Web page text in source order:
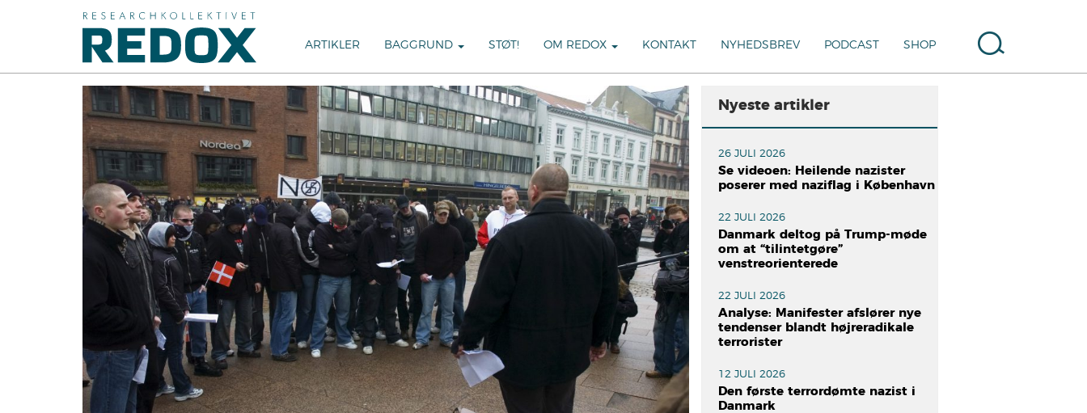
ARTIKLER BAGGRUND STØT! OM REDOX KONTAKT NYHEDSBREV PODCAST SHOP
Nyeste artikler
26 JULI 2026
Se videoen: Heilende nazister
poserer med naziflag i København
22 JULI 2026
Danmark deltog på Trump-møde
om at “tilintetgøre”
venstreorienterede
22 JULI 2026
Analyse: Manifester afslører nye
tendenser blandt højreradikale
terrorister
12 JULI 2026
Den første terrordømte nazist i
Danmark